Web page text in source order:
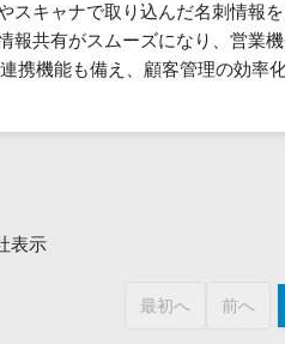
コンサルティング
マーケティング
スキャナで取り込んだ名刺情報
報共有がスムーズになり、営業
携機能も備え、顧客管理の効率
表示
最初へ 前へ